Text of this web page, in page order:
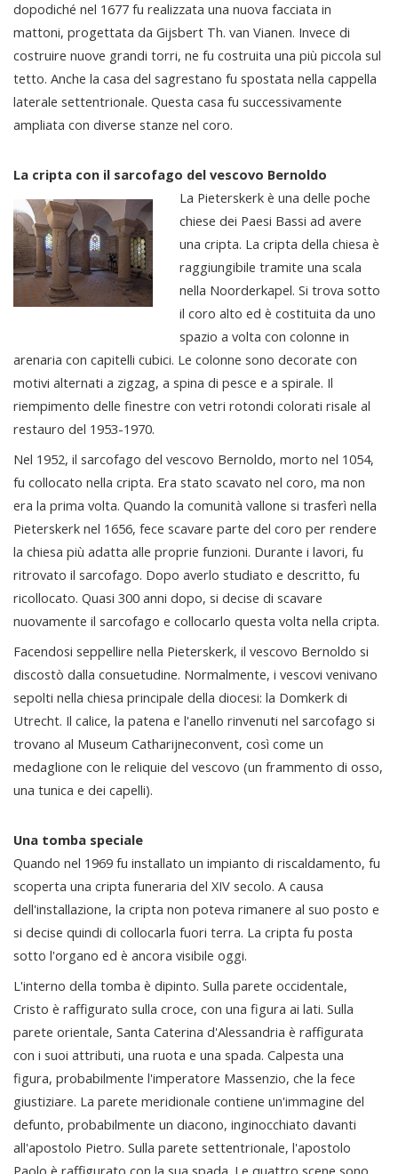
dopodiché nel 1677 fu realizzata una nuova facciata in
mattoni, progettata da Gijsbert Th. van Vianen. Invece di
costruire nuove grandi torri, ne fu costruita una più piccola sul
tetto. Anche la casa del sagrestano fu spostata nella cappella
laterale settentrionale. Questa casa fu successivamente
ampliata con diverse stanze nel coro.
La cripta con il sarcofago del vescovo Bernoldo
La Pieterskerk è una delle poche
chiese dei Paesi Bassi ad avere
una cripta. La cripta della chiesa è
raggiungibile tramite una scala
nella Noorderkapel. Si trova sotto
il coro alto ed è costituita da uno
spazio a volta con colonne in
arenaria con capitelli cubici. Le colonne sono decorate con
motivi alternati a zigzag, a spina di pesce e a spirale. Il
riempimento delle finestre con vetri rotondi colorati risale al
restauro del 1953-1970.
Nel 1952, il sarcofago del vescovo Bernoldo, morto nel 1054,
fu collocato nella cripta. Era stato scavato nel coro, ma non
era la prima volta. Quando la comunità vallone si trasferì nella
Pieterskerk nel 1656, fece scavare parte del coro per rendere
la chiesa più adatta alle proprie funzioni. Durante i lavori, fu
ritrovato il sarcofago. Dopo averlo studiato e descritto, fu
ricollocato. Quasi 300 anni dopo, si decise di scavare
nuovamente il sarcofago e collocarlo questa volta nella cripta.
Facendosi seppellire nella Pieterskerk, il vescovo Bernoldo si
discostò dalla consuetudine. Normalmente, i vescovi venivano
sepolti nella chiesa principale della diocesi: la Domkerk di
Utrecht. Il calice, la patena e l'anello rinvenuti nel sarcofago si
trovano al Museum Catharijneconvent, così come un
medaglione con le reliquie del vescovo (un frammento di osso,
una tunica e dei capelli).
Una tomba speciale
Quando nel 1969 fu installato un impianto di riscaldamento, fu
scoperta una cripta funeraria del XIV secolo. A causa
dell'installazione, la cripta non poteva rimanere al suo posto e
si decise quindi di collocarla fuori terra. La cripta fu posta
sotto l'organo ed è ancora visibile oggi.
L'interno della tomba è dipinto. Sulla parete occidentale,
Cristo è raffigurato sulla croce, con una figura ai lati. Sulla
parete orientale, Santa Caterina d'Alessandria è raffigurata
con i suoi attributi, una ruota e una spada. Calpesta una
figura, probabilmente l'imperatore Massenzio, che la fece
giustiziare. La parete meridionale contiene un'immagine del
defunto, probabilmente un diacono, inginocchiato davanti
all'apostolo Pietro. Sulla parete settentrionale, l'apostolo